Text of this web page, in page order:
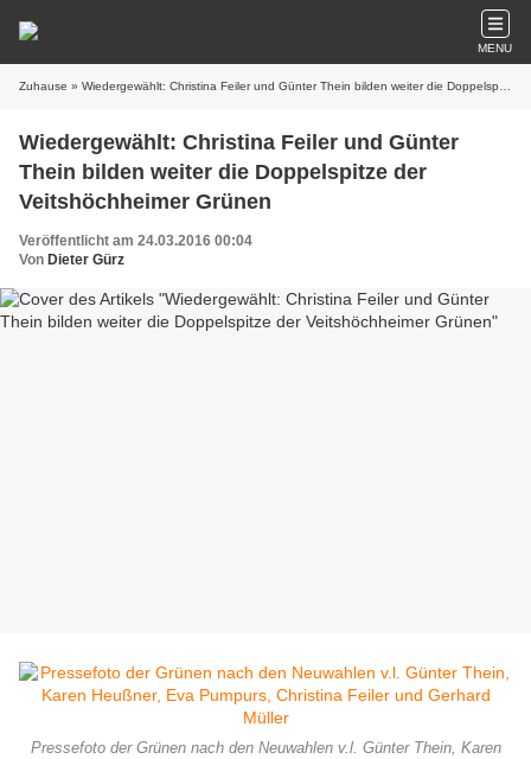
MENU
Zuhause » Wiedergewählt: Christina Feiler und Günter Thein bilden weiter die Doppelspitze der Veitshöchheimer Grünen
Wiedergewählt: Christina Feiler und Günter
Thein bilden weiter die Doppelspitze der
Veitshöchheimer Grünen
Veröffentlicht am 24.03.2016 00:04
Von Dieter Gürz
Pressefoto der Grünen nach den Neuwahlen v.l. Günter Thein, Karen